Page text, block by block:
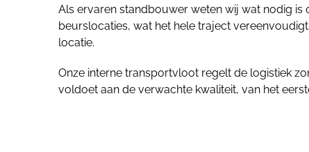
Als ervaren standbouwer weten wij wat nodig is
beurslocaties, wat het hele traject
locatie.
Onze interne transportvloot regelt de logistiek
voldoet aan de verwachte kwaliteit, van het